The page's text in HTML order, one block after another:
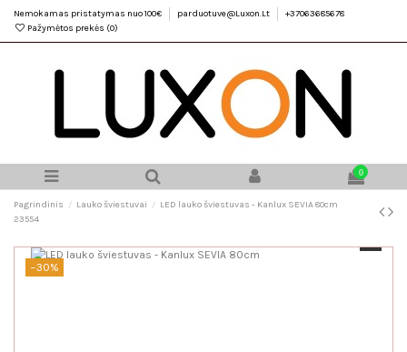
Nemokamas pristatymas nuo 100€ parduotuve@Luxon.Lt
+37063685678
Pažymėtos prekės (0)
0
Pagrindinis Lauko šviestuvai
LED lauko šviestuvas - Kanlux SEVIA 80cm
23554
−30%